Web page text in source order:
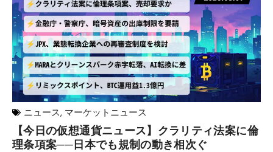
ニュース, マーケットニュース
【今日の仮想通貨ニュース】クラリティ法案に倫
理条項案──日本でも規制の動き相次ぐ